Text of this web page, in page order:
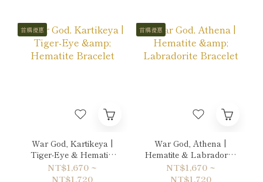
首購優惠
War God, Kartikeya |
Tiger-Eye & Hematite
Bracelet
NT$1,670 ~
NT$1,720
首購優惠
War God, Athena |
Hematite & Labradorite
Bracelet
NT$1,670 ~
NT$1,720